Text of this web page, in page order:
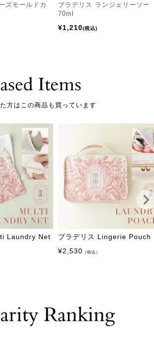
ズモールドカ
ブラデリス ランジェリーソー
70ml
¥1,210 税込
方はこの商品も買っています
Laundry Net
ブラデリス Lingerie Pouch
¥2,530 （税込）